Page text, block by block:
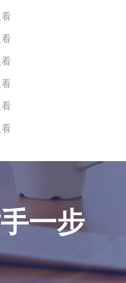
看
看
看
看
看
看
一步